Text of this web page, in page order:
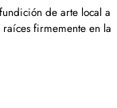
de arte local a
firmemente en la